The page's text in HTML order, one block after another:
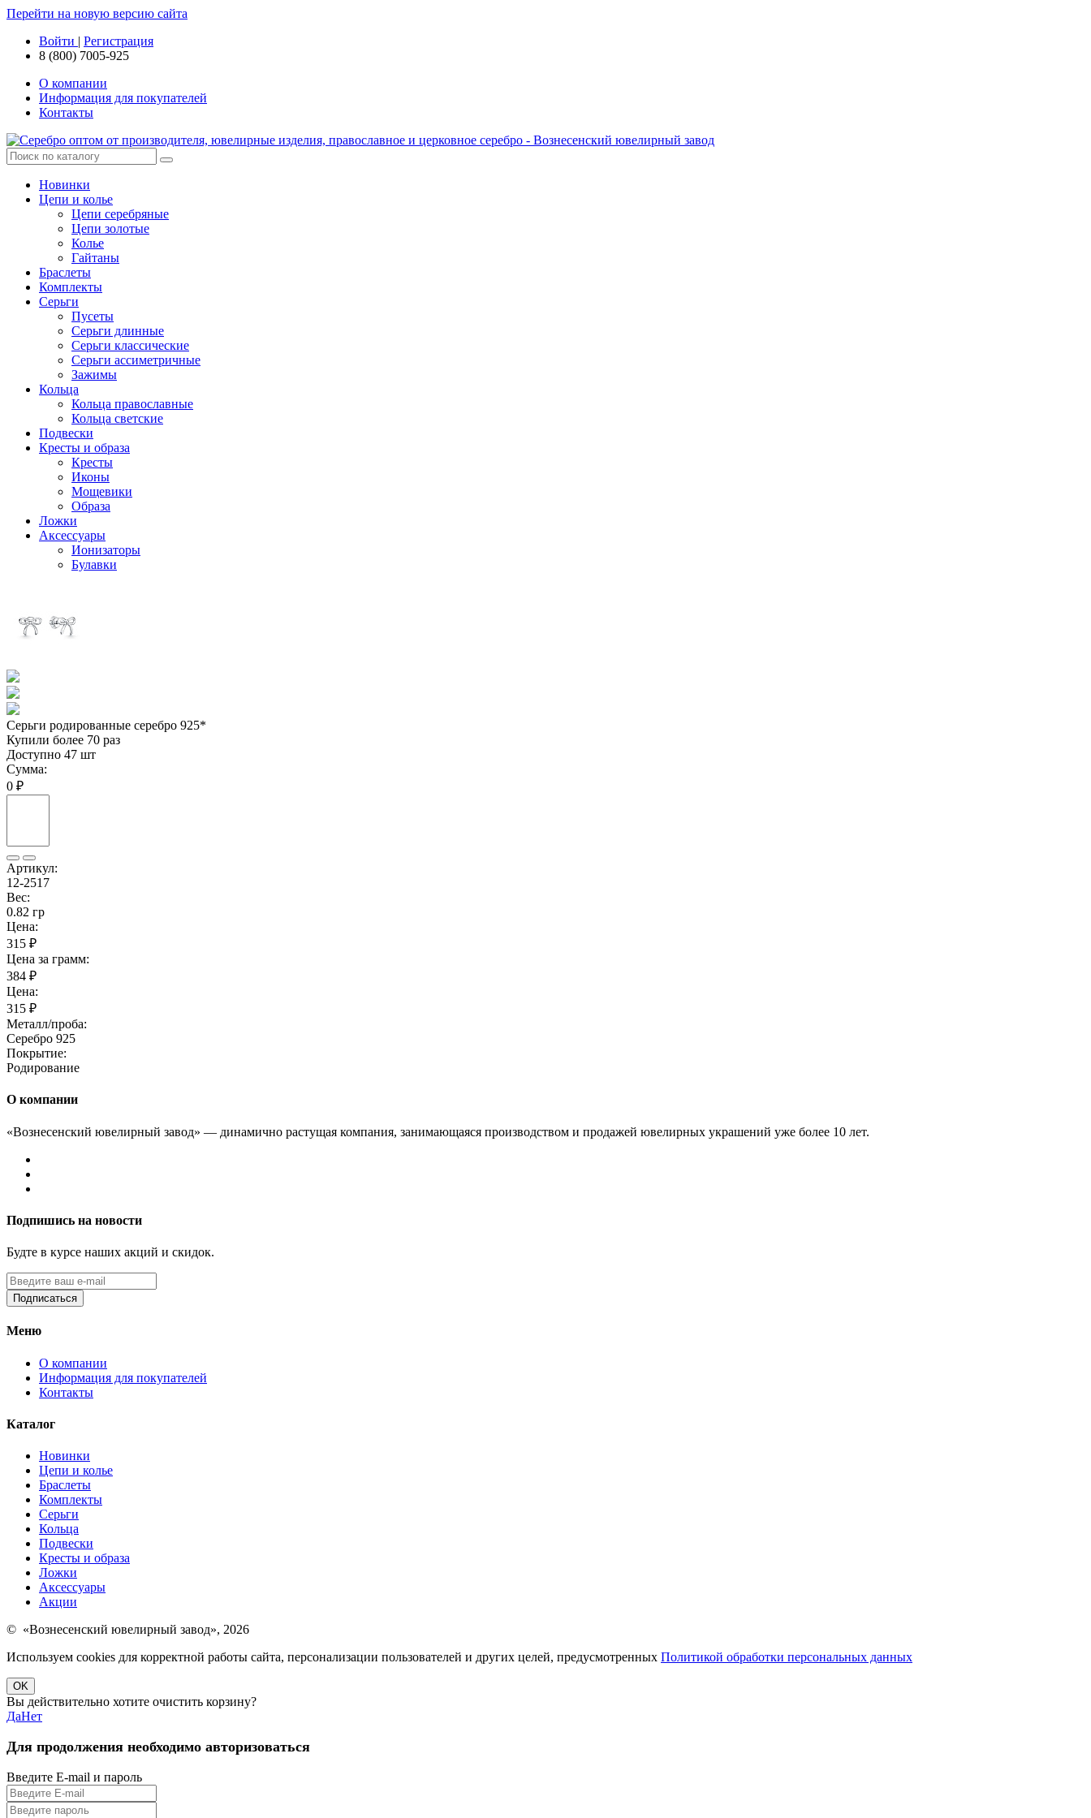
Перейти на новую версию сайта
Войти | Регистрация
8 (800) 7005-925
О компании
Информация для покупателей
Контакты
Новинки
Цепи и колье
Цепи серебряные
Цепи золотые
Колье
Гайтаны
Браслеты
Комплекты
Серьги
Пусеты
Серьги длинные
Серьги классические
Серьги ассиметричные
Зажимы
Кольца
Кольца православные
Кольца светские
Подвески
Кресты и образа
Кресты
Иконы
Мощевики
Образа
Ложки
Аксессуары
Ионизаторы
Булавки
Серьги родированные серебро 925*
Купили более 70 раз
Доступно 47 шт
Сумма:
0 ₽
Артикул:
12-2517
Вес:
0.82 гр
Цена:
315 ₽
Цена за грамм:
384 ₽
Цена:
315 ₽
Металл/проба:
Серебро 925
Покрытие:
Родирование
О компании
«Вознесенский ювелирный завод» — динамично растущая компания, занимающаяся производством и продажей ювелирных украшений уже более 10 лет.
Подпишись на новости
Будте в курсе наших акций и скидок.
Подписаться
Меню
О компании
Информация для покупателей
Контакты
Каталог
Новинки
Цепи и колье
Браслеты
Комплекты
Серьги
Кольца
Подвески
Кресты и образа
Ложки
Аксессуары
Акции
© «Вознесенский ювелирный завод», 2026
Используем cookies для корректной работы сайта, персонализации пользователей и других целей, предусмотренных Политикой обработки персональных данных
OK
Вы действительно хотите очистить корзину?
ДаНет
Для продолжения необходимо авторизоваться
Введите E-mail и пароль